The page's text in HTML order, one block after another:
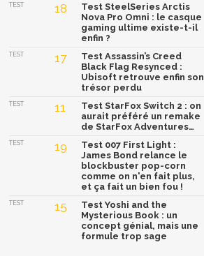
TEST 18
Test SteelSeries Arctis
Nova Pro Omni : le casque
gaming ultime existe-t-il
enfin ?
TEST 17
Test Assassin’s Creed
Black Flag Resynced :
Ubisoft retrouve enfin son
trésor perdu
TEST 11
Test StarFox Switch 2 : on
aurait préféré un remake
de StarFox Adventures…
TEST 19
Test 007 First Light :
James Bond relance le
blockbuster pop-corn
comme on n'en fait plus,
et ça fait un bien fou !
TEST 15
Test Yoshi and the
Mysterious Book : un
concept génial, mais une
formule trop sage